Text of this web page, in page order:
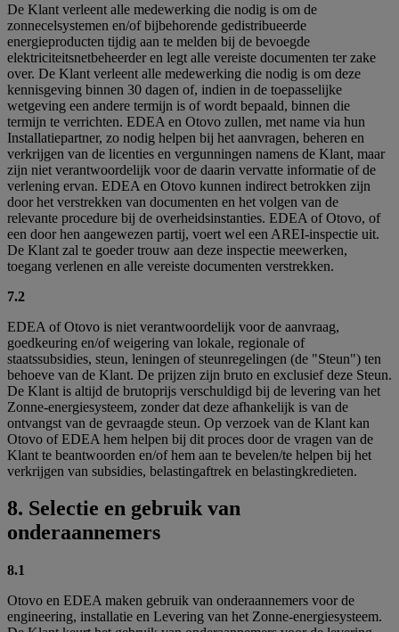
De Klant verleent alle medewerking die nodig is om de
zonnecelsystemen en/of bijbehorende gedistribueerde
energieproducten tijdig aan te melden bij de bevoegde
elektriciteitsnetbeheerder en legt alle vereiste documenten ter zake
over. De Klant verleent alle medewerking die nodig is om deze
kennisgeving binnen 30 dagen of, indien in de toepasselijke
wetgeving een andere termijn is of wordt bepaald, binnen die
termijn te verrichten. EDEA en Otovo zullen, met name via hun
Installatiepartner, zo nodig helpen bij het aanvragen, beheren en
verkrijgen van de licenties en vergunningen namens de Klant, maar
zijn niet verantwoordelijk voor de daarin vervatte informatie of de
verlening ervan. EDEA en Otovo kunnen indirect betrokken zijn
door het verstrekken van documenten en het volgen van de
relevante procedure bij de overheidsinstanties. EDEA of Otovo, of
een door hen aangewezen partij, voert wel een AREI-inspectie uit.
De Klant zal te goeder trouw aan deze inspectie meewerken,
toegang verlenen en alle vereiste documenten verstrekken.
7.2
EDEA of Otovo is niet verantwoordelijk voor de aanvraag,
goedkeuring en/of weigering van lokale, regionale of
staatssubsidies, steun, leningen of steunregelingen (de "Steun") ten
behoeve van de Klant. De prijzen zijn bruto en exclusief deze Steun.
De Klant is altijd de brutoprijs verschuldigd bij de levering van het
Zonne-energiesysteem, zonder dat deze afhankelijk is van de
ontvangst van de gevraagde steun. Op verzoek van de Klant kan
Otovo of EDEA hem helpen bij dit proces door de vragen van de
Klant te beantwoorden en/of hem aan te bevelen/te helpen bij het
verkrijgen van subsidies, belastingaftrek en belastingkredieten.
8. Selectie en gebruik van
onderaannemers
8.1
Otovo en EDEA maken gebruik van onderaannemers voor de
engineering, installatie en Levering van het Zonne-energiesysteem.